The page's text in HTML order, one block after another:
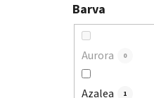
Barva
Aurora 0
Azalea 1